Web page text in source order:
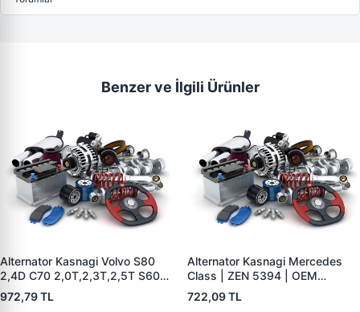
Benzer ve İlgili Ürünler
Alternator Kasnagi Volvo S80
2,4D C70 2,0T,2,3T,2,5T S60
2,0T,2,3T,2,3TS,2,4,2,4T,2,4D
S70 2,0,2,3,2, | ZEN 5426 |
972,79 TL
Alternator Kasnagi Mercedes
Class | ZEN 5394 | OEM
01221AA7V0
722,09 TL